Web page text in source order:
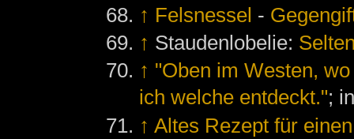
↑ Felsnessel -
↑ Staudenlobelie:
↑ "Oben im Westen,
ich welche entdeckt.";
↑ Altes Rezept für